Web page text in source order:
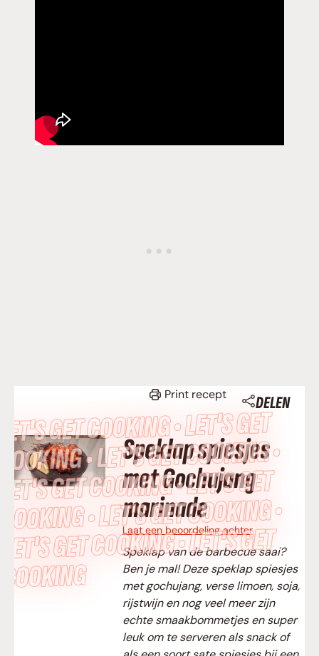
GET COOKING • LET’S GET
• LET’S GET COOKING •
GET COOKING • LET’S GET
COOKING • LET’S GET COOKING •
LET’S GET COOKING • LET’S GET
COOKING
Print recept DELEN
Speklap spiesjes
met Gochujang
marinade
Laat een beoordeling achter
Speklap van de barbecue saai?
Ben je mal! Deze speklap spiesjes
met gochujang, verse limoen, soja,
rijstwijn en nog veel meer zijn
echte smaakbommetjes en super
leuk om te serveren als snack of